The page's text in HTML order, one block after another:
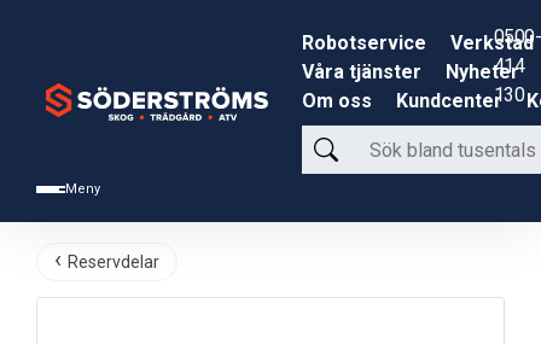
Meny
Robotservice
Verkstad
Våra tjänster
Nyheter
Om oss
Kundcenter
Sök
bland
produkter
0500-
414
130
Reservdelar